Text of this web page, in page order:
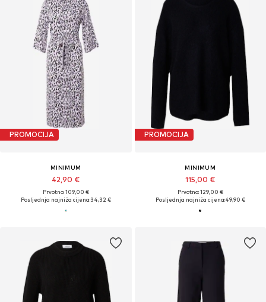
PROMOCIJA
MINIMUM
42,90 €
Prvotno: 109,00 €
Posljednja najniža cijena:34,32 €
PROMOCIJA
MINIMUM
115,00 €
Prvotno: 129,00 €
Posljednja najniža cijena:49,90 €